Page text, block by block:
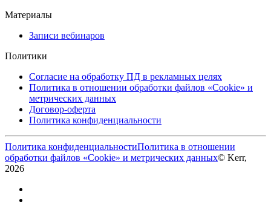
Материалы
Записи вебинаров
Политики
Согласие на обработку ПД в рекламных целях
Политика в отношении обработки файлов «Cookie» и
метрических данных
Договор-оферта
Политика конфиденциальности
Политика конфиденциальностиПолитика в отношении
обработки файлов «Cookie» и метрических данных© Kerr,
2026